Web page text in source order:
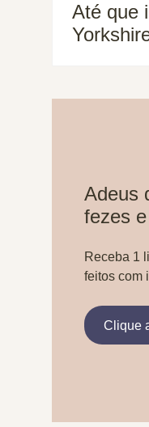
Até que
Adeus
fezes
Receba 1
feitos com
Clique